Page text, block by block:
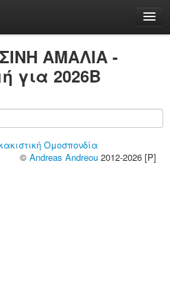
ΑΜΑΛΙΑ -
για 2026B
Ομοσπονδία
© Andreas Andreou 2012-2026 [P]